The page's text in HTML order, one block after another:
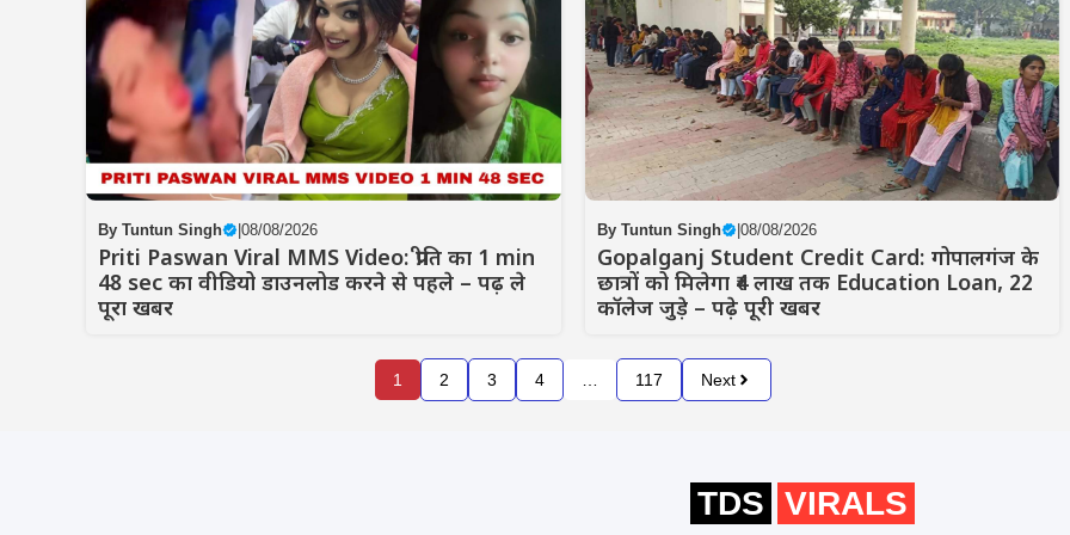
By Tuntun Singh 08/08/2026
Priti Paswan Viral MMS Video: प्रीति का 1 min
48 sec का वीडियो डाउनलोड करने से पहले – पढ़ ले
पूरा खबर
By Tuntun Singh | 08/08/2026
Gopalganj Student Credit Card: गोपालगंज के
छात्रों को मिलेगा ₹4 लाख तक Education Loan, 22
कॉलेज जुड़े – पढ़े पूरी खबर
1 2 3 4 117 Next
TDS VIRALS